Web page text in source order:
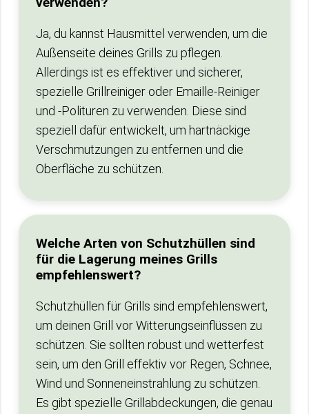
Ja, du kannst Hausmittel verwenden, um die
Außenseite deines Grills zu pflegen.
Allerdings ist es effektiver und sicherer,
spezielle Grillreiniger oder Emaille-Reiniger
und -Polituren zu verwenden. Diese sind
speziell dafür entwickelt, um hartnäckige
Verschmutzungen zu entfernen und die
Oberfläche zu schützen.
Welche Arten von Schutzhüllen sind
für die Lagerung meines Grills
empfehlenswert?
Schutzhüllen für Grills sind empfehlenswert,
um deinen Grill vor Witterungseinflüssen zu
schützen. Sie sollten robust und wetterfest
sein, um den Grill effektiv vor Regen, Schnee,
Wind und Sonneneinstrahlung zu schützen.
Es gibt spezielle Grillabdeckungen, die genau